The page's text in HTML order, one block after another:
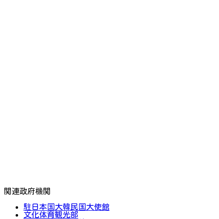
関連政府機関
駐日本国大韓民国大使館
文化体育観光部